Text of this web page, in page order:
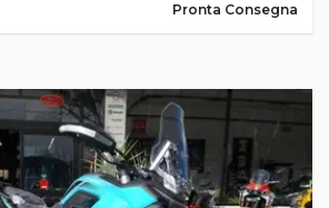
Pronta Consegna